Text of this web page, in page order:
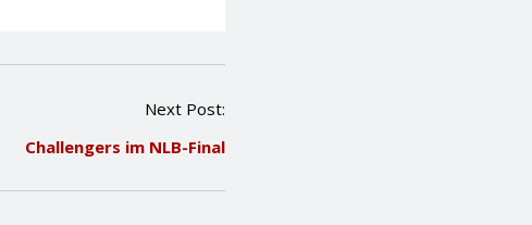
Next Post:
Challengers im NLB-Final